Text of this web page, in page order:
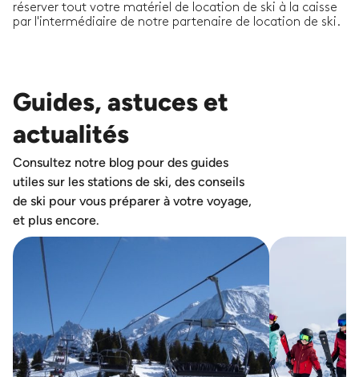
réserver tout votre matériel de location de ski à la caisse
par l'intermédiaire de notre partenaire de location de ski.
Guides, astuces et
actualités
Consultez notre blog pour des guides
utiles sur les stations de ski, des conseils
de ski pour vous préparer à votre voyage,
et plus encore.